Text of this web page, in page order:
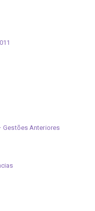
Gestões Anteriores